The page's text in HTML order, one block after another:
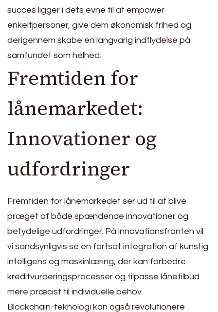
succes ligger i dets evne til at empower
enkeltpersoner, give dem økonomisk frihed og
derigennem skabe en langvarig indflydelse på
samfundet som helhed.
Fremtiden for
lånemarkedet:
Innovationer og
udfordringer
Fremtiden for lånemarkedet ser ud til at blive
præget af både spændende innovationer og
betydelige udfordringer. På innovationsfronten vil
vi sandsynligvis se en fortsat integration af kunstig
intelligens og maskinlæring, der kan forbedre
kreditvurderingsprocesser og tilpasse lånetilbud
mere præcist til individuelle behov.
Blockchain-teknologi kan også revolutionere